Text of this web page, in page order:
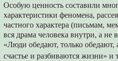
Особую ценность составили
характеристики феномена,
частного характера (письмам,
вся драма человека внутри, а
«Люди обедают, только обедают,
счастье и разбиваются жизни» и